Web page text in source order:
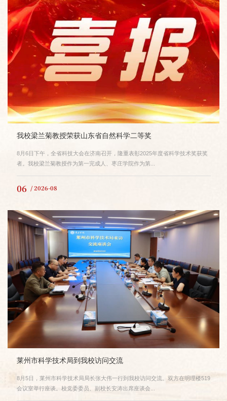
我校梁兰菊教授荣获山东省自然科学二等奖
8月6日下午，全省科技大会在济南召开，隆重表彰2025年度省科学技术奖获奖
者。我校梁兰菊教授作为第一完成人、枣庄学院作为第...
06 / 2026-08
莱州市科学技术局到我校访问交流
8月5日，莱州市科学技术局局长张大伟一行到我校访问交流。双方在明理楼519
会议室举行座谈。校党委委员、副校长安涛出席座谈会...